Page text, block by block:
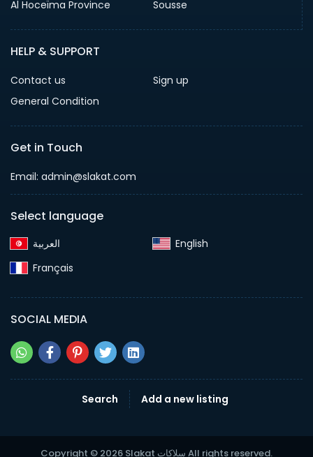
Al Hoceïma Province
Sousse
HELP & SUPPORT
Contact us
Sign up
General Condition
Get in Touch
Email: admin@slakat.com
Select language
English‎
Français‎
SOCIAL MEDIA
Search Add a new listing
Copyright © 2026 Slakat سلاكات All rights reserved.